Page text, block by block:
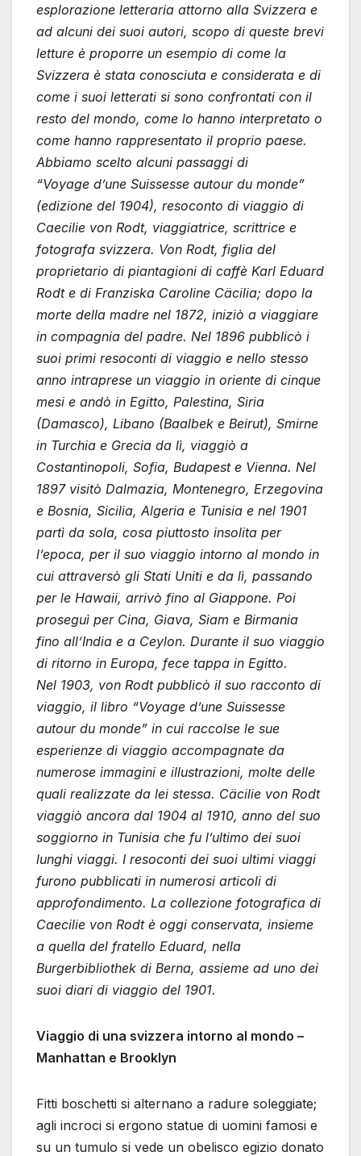
esplorazione letteraria attorno alla Svizzera e
ad alcuni dei suoi autori, scopo di queste brevi
letture è proporre un esempio di come la
Svizzera è stata conosciuta e considerata e di
come i suoi letterati si sono confrontati con il
resto del mondo, come lo hanno interpretato o
come hanno rappresentato il proprio paese.
Abbiamo scelto alcuni passaggi di
“Voyage d’une Suissesse autour du monde”
(edizione del 1904), resoconto di viaggio di
Caecilie von Rodt, viaggiatrice, scrittrice e
fotografa svizzera. Von Rodt, figlia del
proprietario di piantagioni di caffè Karl Eduard
Rodt e di Franziska Caroline Cäcilia; dopo la
morte della madre nel 1872, iniziò a viaggiare
in compagnia del padre. Nel 1896 pubblicò i
suoi primi resoconti di viaggio e nello stesso
anno intraprese un viaggio in oriente di cinque
mesi e andò in Egitto, Palestina, Siria
(Damasco), Libano (Baalbek e Beirut), Smirne
in Turchia e Grecia da lì, viaggiò a
Costantinopoli, Sofia, Budapest e Vienna. Nel
1897 visitò Dalmazia, Montenegro, Erzegovina
e Bosnia, Sicilia, Algeria e Tunisia e nel 1901
partì da sola, cosa piuttosto insolita per
l’epoca, per il suo viaggio intorno al mondo in
cui attraversò gli Stati Uniti e da lì, passando
per le Hawaii, arrivò fino al Giappone. Poi
proseguì per Cina, Giava, Siam e Birmania
fino all’India e a Ceylon. Durante il suo viaggio
di ritorno in Europa, fece tappa in Egitto.
Nel 1903, von Rodt pubblicò il suo racconto di
viaggio, il libro “Voyage d’une Suissesse
autour du monde” in cui raccolse le sue
esperienze di viaggio accompagnate da
numerose immagini e illustrazioni, molte delle
quali realizzate da lei stessa. Cäcilie von Rodt
viaggiò ancora dal 1904 al 1910, anno del suo
soggiorno in Tunisia che fu l’ultimo dei suoi
lunghi viaggi. I resoconti dei suoi ultimi viaggi
furono pubblicati in numerosi articoli di
approfondimento. La collezione fotografica di
Caecilie von Rodt è oggi conservata, insieme
a quella del fratello Eduard, nella
Burgerbibliothek di Berna, assieme ad uno dei
suoi diari di viaggio del 1901.
Viaggio di una svizzera intorno al mondo –
Manhattan e Brooklyn
Fitti boschetti si alternano a radure soleggiate;
agli incroci si ergono statue di uomini famosi e
su un tumulo si vede un obelisco egizio donato